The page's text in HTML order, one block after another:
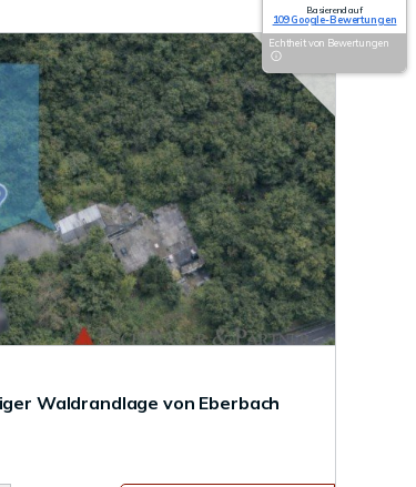
Waldrandlage von Eberbach
Basierend auf
109 Google-Bewertungen
Echtheit von Bewertungen